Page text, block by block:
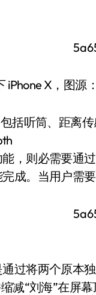
X，图源
包括听筒、距离
，则必需要通
成。当用户需
过将两个原本
减“刘海”在屏幕